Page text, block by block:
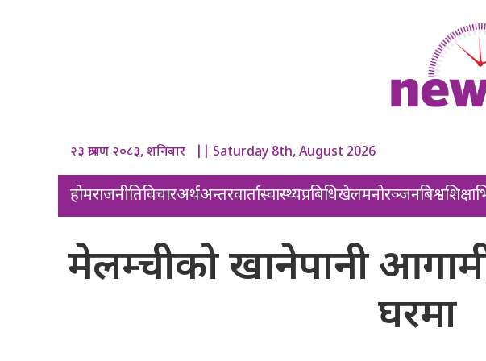
२३ श्रावण २०८३, शनिबार || Saturday 8th, August 2026
होमराजनीतिविचारअर्थअन्तरवार्तास्वास्थ्यप्रबिधिखेलमनोरञ्जनबिश्वशिक्षा
मेलम्चीको खानेपानी
घरमा